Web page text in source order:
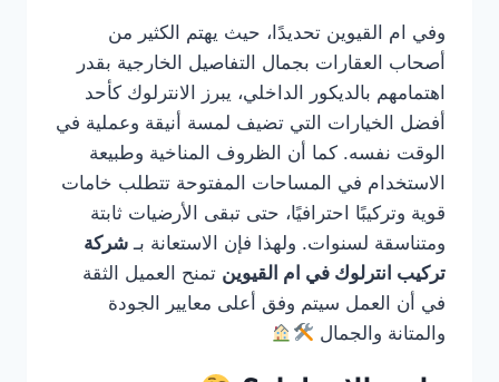
وفي ام القيوين تحديدًا، حيث يهتم الكثير من
أصحاب العقارات بجمال التفاصيل الخارجية بقدر
اهتمامهم بالديكور الداخلي، يبرز الانترلوك كأحد
أفضل الخيارات التي تضيف لمسة أنيقة وعملية في
الوقت نفسه. كما أن الظروف المناخية وطبيعة
الاستخدام في المساحات المفتوحة تتطلب خامات
قوية وتركيبًا احترافيًا، حتى تبقى الأرضيات ثابتة
ومتناسقة لسنوات. ولهذا فإن الاستعانة بـ شركة
تركيب انترلوك في ام القيوين تمنح العميل الثقة
في أن العمل سيتم وفق أعلى معايير الجودة
والمتانة والجمال